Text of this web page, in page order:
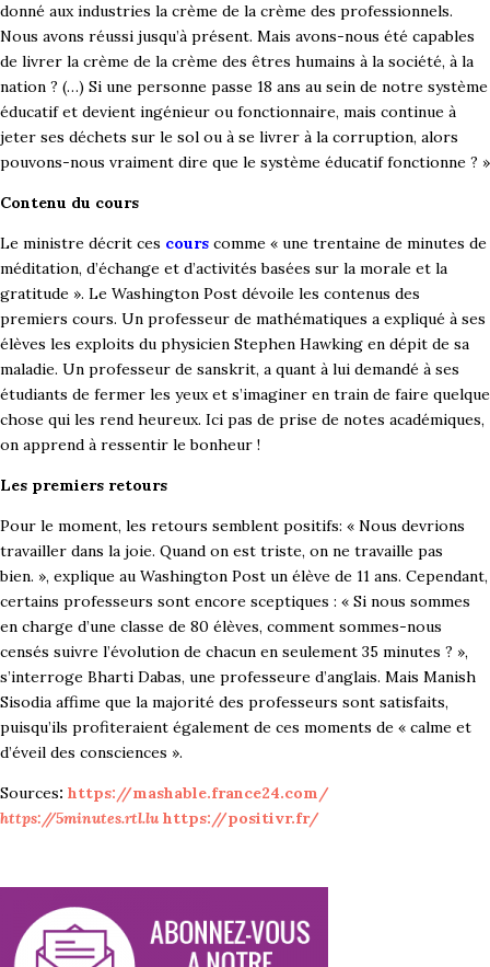
donné aux industries la crème de la crème des professionnels.
Nous avons réussi jusqu’à présent. Mais avons-nous été capables
de livrer la crème de la crème des êtres humains à la société, à la
nation ? (…) Si une personne passe 18 ans au sein de notre système
éducatif et devient ingénieur ou fonctionnaire, mais continue à
jeter ses déchets sur le sol ou à se livrer à la corruption, alors
pouvons-nous vraiment dire que le système éducatif fonctionne ? »
Contenu du cours
Le ministre décrit ces cours comme « une trentaine de minutes de
méditation, d’échange et d’activités basées sur la morale et la
gratitude ». Le Washington Post dévoile les contenus des
premiers cours. Un professeur de mathématiques a expliqué à ses
élèves les exploits du physicien Stephen Hawking en dépit de sa
maladie. Un professeur de sanskrit, a quant à lui demandé à ses
étudiants de fermer les yeux et s’imaginer en train de faire quelque
chose qui les rend heureux. Ici pas de prise de notes académiques,
on apprend à ressentir le bonheur !
Les premiers retours
Pour le moment, les retours semblent positifs: « Nous devrions
travailler dans la joie. Quand on est triste, on ne travaille pas
bien. », explique au Washington Post un élève de 11 ans. Cependant,
certains professeurs sont encore sceptiques : « Si nous sommes
en charge d’une classe de 80 élèves, comment sommes-nous
censés suivre l’évolution de chacun en seulement 35 minutes ? »,
s’interroge Bharti Dabas, une professeure d’anglais. Mais Manish
Sisodia affime que la majorité des professeurs sont satisfaits,
puisqu’ils profiteraient également de ces moments de « calme et
d’éveil des consciences ».
Sources: https://mashable.france24.com/
https://5minutes.rtl.lu https://positivr.fr/